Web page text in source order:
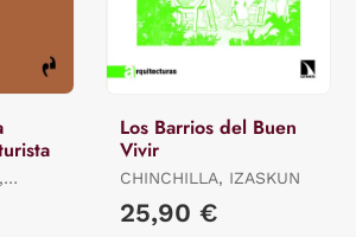
Los Barrios del Buen
Vivir
CHINCHILLA, IZASKUN
25,90 €